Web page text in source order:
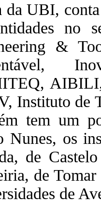
da UBI,
no
&
Instituto de
tem um
Nunes, os
de
de Tomar
de